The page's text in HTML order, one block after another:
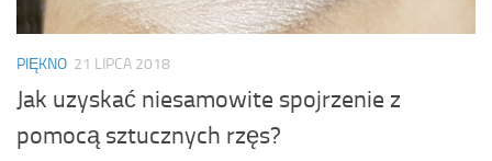
PIĘKNO 21 LIPCA 2018
Jak uzyskać niesamowite spojrzenie z
pomocą sztucznych rzęs?